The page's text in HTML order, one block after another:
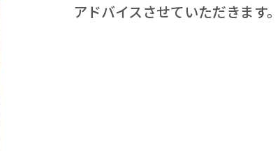
アドバイスさせていただきます。